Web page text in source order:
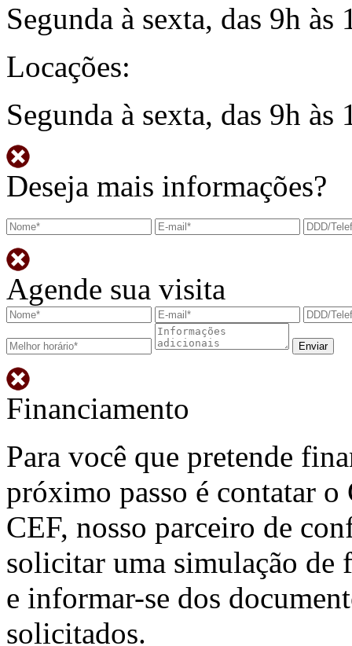
Segunda à sexta, das 9h
Locações:
Segunda à sexta, das 9h
Deseja mais informações?
Agende sua visita
Financiamento
Para você que pretende
próximo passo é contatar o
CEF, nosso parceiro de
solicitar uma simulação de
e informar-se dos
solicitados.